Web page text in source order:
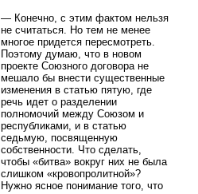
— Конечно, с этим фактом нельзя
не считаться. Но тем не менее
многое придется пересмотреть.
Поэтому думаю, что в новом
проекте Союзного договора не
мешало бы внести существенные
изменения в статью пятую, где
речь идет о разделении
полномочий между Союзом и
республиками, и в статью
седьмую, посвященную
собственности. Что сделать,
чтобы «битва» вокруг них не была
слишком «кровопролитной»?
Нужно ясное понимание того, что